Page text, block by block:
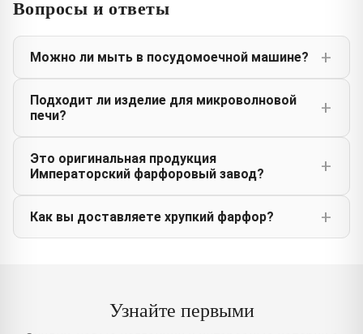
Вопросы и ответы
Можно ли мыть в посудомоечной машине?
Подходит ли изделие для микроволновой
печи?
Это оригинальная продукция
Императорский фарфоровый завод?
Как вы доставляете хрупкий фарфор?
Узнайте первыми